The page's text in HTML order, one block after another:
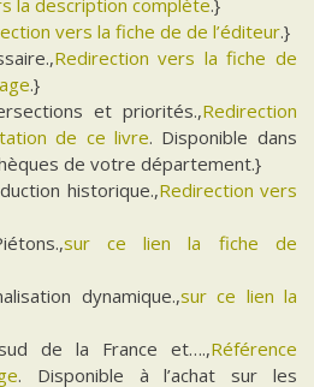
la description complète.}
vers la fiche de de l’éditeur.}
Redirection vers la fiche de
.}
et priorités.,Redirection
de ce livre. Disponible dans
de votre département.}
historique.,Redirection vers
sur ce lien la fiche de
dynamique.,sur ce lien la
de la France et….,Référence
. Disponible à l’achat sur les